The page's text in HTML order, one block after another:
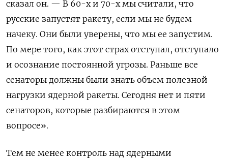
сказал он. — В 60-х и 70-х мы считали, что
русские запустят ракету, если мы не будем
начеку. Они были уверены, что мы ее запустим.
По мере того, как этот страх отступал, отступало
и осознание постоянной угрозы. Раньше все
сенаторы должны были знать объем полезной
нагрузки ядерной ракеты. Сегодня нет и пяти
сенаторов, которые разбираются в этом
вопросе».
Тем не менее контроль над ядерными